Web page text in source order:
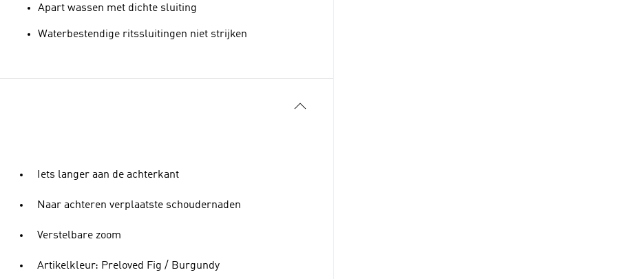
Apart wassen met dichte sluiting
Waterbestendige ritssluitingen niet strijken
Iets langer aan de achterkant
Naar achteren verplaatste schoudernaden
Verstelbare zoom
Artikelkleur: Preloved Fig / Burgundy